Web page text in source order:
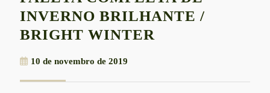
INVERNO BRILHANTE /
BRIGHT WINTER
INVERNO
10 de novembro de 2019